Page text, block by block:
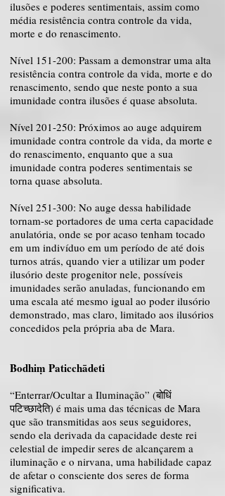
ilusões e poderes sentimentais, assim como
média resistência contra controle da vida,
morte e do renascimento.
Nível 151-200: Passam a demonstrar uma alta
resistência contra controle da vida, morte e do
renascimento, sendo que neste ponto a sua
imunidade contra ilusões é quase absoluta.
Nível 201-250: Próximos ao auge adquirem
imunidade contra controle da vida, da morte e
do renascimento, enquanto que a sua
imunidade contra poderes sentimentais se
torna quase absoluta.
Nível 251-300: No auge dessa habilidade
tornam-se portadores de uma certa capacidade
anulatória, onde se por acaso tenham tocado
em um indivíduo em um período de até dois
turnos atrás, quando vier a utilizar um poder
ilusório deste progenitor nele, possíveis
imunidades serão anuladas, funcionando em
uma escala até mesmo igual ao poder ilusório
demonstrado, mas claro, limitado aos ilusórios
concedidos pela própria aba de Mara.
Bodhiṃ Paticchādeti
“Enterrar/Ocultar a Iluminação” (बोधिं
पटिच्छादेति) é mais uma das técnicas de Mara
que são transmitidas aos seus seguidores,
sendo ela derivada da capacidade deste rei
celestial de impedir seres de alcançarem a
iluminação e o nirvana, uma habilidade capaz
de afetar o consciente dos seres de forma
significativa.